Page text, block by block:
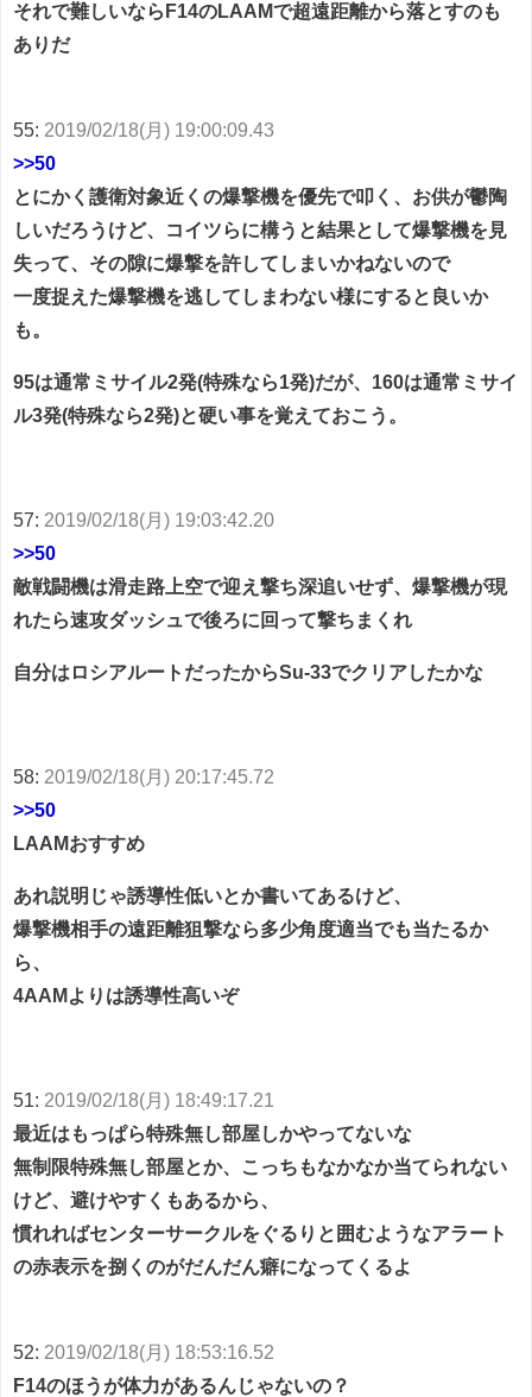
それで難しいならF14のLAAMで超遠距離から落とすのも
ありだ
55: 2019/02/18(月) 19:00:09.43
>>50
とにかく護衛対象近くの爆撃機を優先で叩く、お供が鬱陶
しいだろうけど、コイツらに構うと結果として爆撃機を見
失って、その隙に爆撃を許してしまいかねないので
一度捉えた爆撃機を逃してしまわない様にすると良いか
も。
95は通常ミサイル2発(特殊なら1発)だが、160は通常ミサイ
ル3発(特殊なら2発)と硬い事を覚えておこう。
57: 2019/02/18(月) 19:03:42.20
>>50
敵戦闘機は滑走路上空で迎え撃ち深追いせず、爆撃機が現
れたら速攻ダッシュで後ろに回って撃ちまくれ
自分はロシアルートだったからSu-33でクリアしたかな
58: 2019/02/18(月) 20:17:45.72
>>50
LAAMおすすめ
あれ説明じゃ誘導性低いとか書いてあるけど、
爆撃機相手の遠距離狙撃なら多少角度適当でも当たるか
ら、
4AAMよりは誘導性高いぞ
51: 2019/02/18(月) 18:49:17.21
最近はもっぱら特殊無し部屋しかやってないな
無制限特殊無し部屋とか、こっちもなかなか当てられない
けど、避けやすくもあるから、
慣れればセンターサークルをぐるりと囲むようなアラート
の赤表示を捌くのがだんだん癖になってくるよ
52: 2019/02/18(月) 18:53:16.52
F14のほうが体力があるんじゃないの？